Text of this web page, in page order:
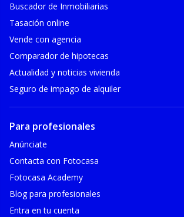
Buscador de Inmobiliarias
Tasación online
Vende con agencia
Comparador de hipotecas
Actualidad y noticias vivienda
Seguro de impago de alquiler
Para profesionales
Anúnciate
Contacta con Fotocasa
Fotocasa Academy
Blog para profesionales
Entra en tu cuenta